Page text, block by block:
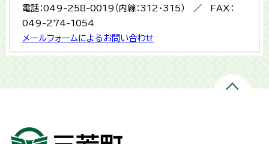
電話：049-258-0019（内線：312・315） ／ FAX：
049-274-1054
メールフォームによるお問い合わせ